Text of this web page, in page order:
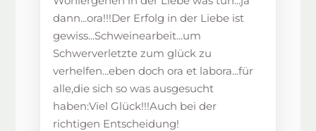
dann...ora!!!Der Erfolg in der Liebe ist
gewiss...Schweinearbeit...um
Schwerverletzte zum glück zu
verhelfen...eben doch ora et labora...für
alle,die sich so was ausgesucht
haben:Viel Glück!!!Auch bei der
richtigen Entscheidung!